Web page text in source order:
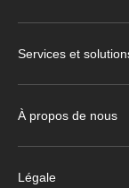
Services et
À propos de nous
Légale